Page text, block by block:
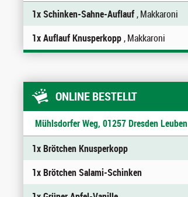
1x Schinken-Sahne-Auflauf, Makkaroni
1x Auflauf Knusperkopp, Makkaroni
ONLINE BESTELLT
Mühlsdorfer Weg, 01257 Dresden Leuben
1x Brötchen Knusperkopp
1x Brötchen Salami-Schinken